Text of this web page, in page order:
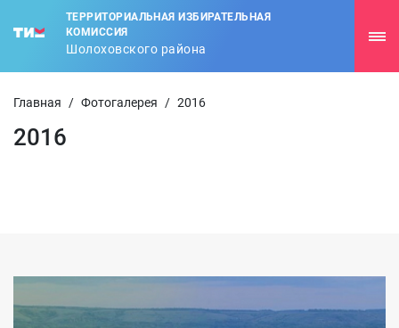
ТЕРРИТОРИАЛЬНАЯ ИЗБИРАТЕЛЬНАЯ
КОМИССИЯ
Шолоховского района
Главная / Фотогалерея / 2016
2016